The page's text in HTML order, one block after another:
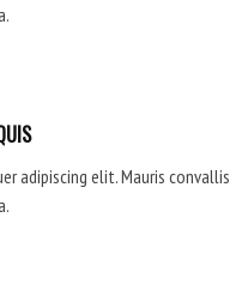
adipiscing elit. Mauris convallis